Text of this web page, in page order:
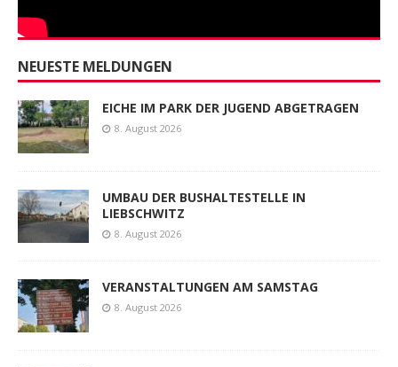
NEUESTE MELDUNGEN
EICHE IM PARK DER JUGEND ABGETRAGEN
8. August 2026
UMBAU DER BUSHALTESTELLE IN
LIEBSCHWITZ
8. August 2026
VERANSTALTUNGEN AM SAMSTAG
8. August 2026